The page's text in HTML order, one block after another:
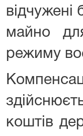
відчужені
майно
режиму
коштів